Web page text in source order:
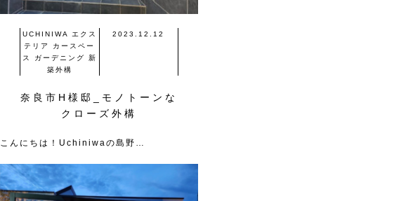
UCHINIWA エクス
テリア
カースペー
ス
ガーデニング
新
築外構
2023.12.12
奈良市H様邸_モノトーンな
クローズ外構
こんにちは！Uchiniwaの島野…